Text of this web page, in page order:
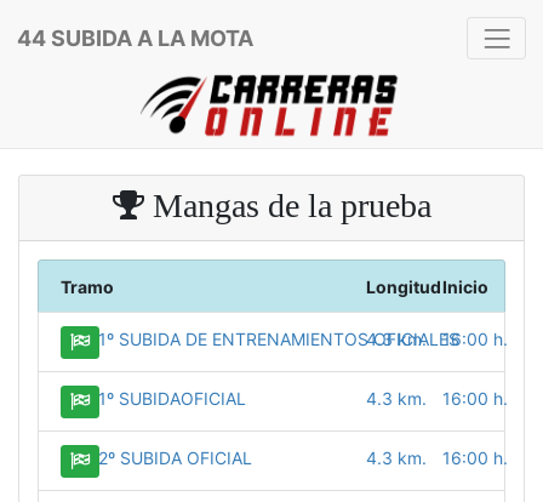
44 SUBIDA A LA MOTA
Mangas de la prueba
Tramo LongitudInicio
1º SUBIDA DE ENTRENAMIENTOS OFICIALES
4.3 km. 16:00 h.
1º SUBIDAOFICIAL 4.3 km. 16:00 h.
2º SUBIDA OFICIAL 4.3 km. 16:00 h.